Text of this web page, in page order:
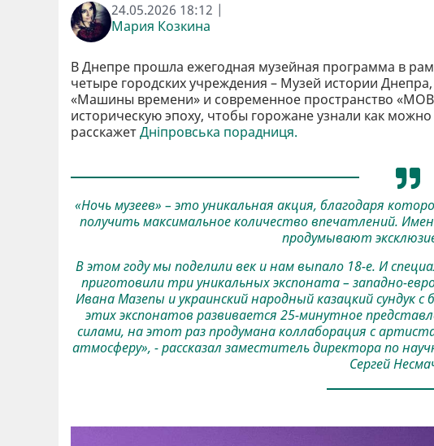
24.05.2026 18:12 |
Мария Козкина
В Днепре прошла ежегодная музейная программа в
четыре городских учреждения – Музей истории
«Машины времени» и современное пространство
историческую эпоху, чтобы горожане узнали как
расскажетДніпровська порадниця.
«Ночь музеев» – это уникальная акция, благодаря
получить максимальное количество впечатлений.
продумывают
В этом году мы поделили век и нам выпало 18-е. И
приготовили три уникальных экспоната – западно-
Ивана Мазепы и украинский народный казацкий сундук
этих экспонатов развивается 25-минутное
силами, на этот раз продумана коллаборация с
атмосферу», - рассказал заместитель директора по
Сергей